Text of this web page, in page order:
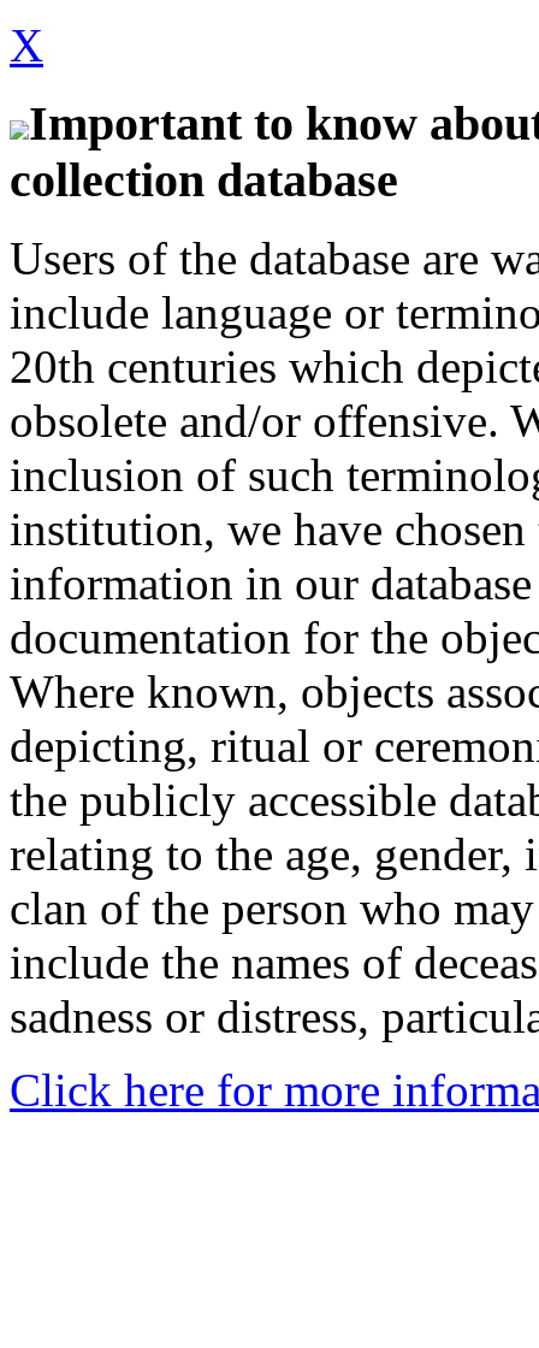
X
Important to know
collection database
Users of the database are
include language or
20th centuries which
obsolete and/or offensive.
inclusion of such
institution, we have
information in our
documentation for the
Where known, objects
depicting, ritual or
the publicly accessible
relating to the age,
clan of the person who
include the names of
sadness or distress,
Click here for more